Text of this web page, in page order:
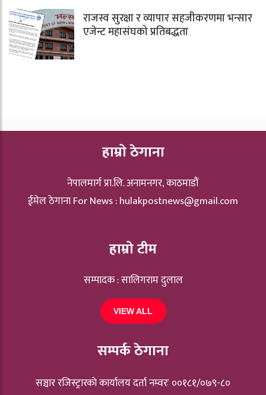
राजस्व सुरक्षा र व्यापार सहजीकरणमा भन्सार
एजेन्ट महासंघको प्रतिबद्धता
हाम्रो ठेगाना
नेपालमार्ग प्रा.लि. अनामनगर, काठमाडौं
ईमेल ठेगाना For News :hulakpostnews@gmail.com
हाम्रो टीम
सम्पादक : सालिगराम दुलाल
VIEW ALL
सम्पर्क ठेगाना
सञ्चार रजिस्ट्रारकाे कार्यालय दर्ता नम्वरः ००१८१/०७९-८०